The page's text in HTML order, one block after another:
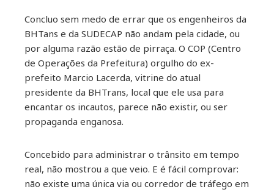
Concluo sem medo de errar que os engenheiros da
BHTans e da SUDECAP não andam pela cidade, ou
por alguma razão estão de pirraça. O COP (Centro
de Operações da Prefeitura) orgulho do ex-
prefeito Marcio Lacerda, vitrine do atual
presidente da BHTrans, local que ele usa para
encantar os incautos, parece não existir, ou ser
propaganda enganosa.
Concebido para administrar o trânsito em tempo
real, não mostrou a que veio. E é fácil comprovar:
não existe uma única via ou corredor de tráfego em